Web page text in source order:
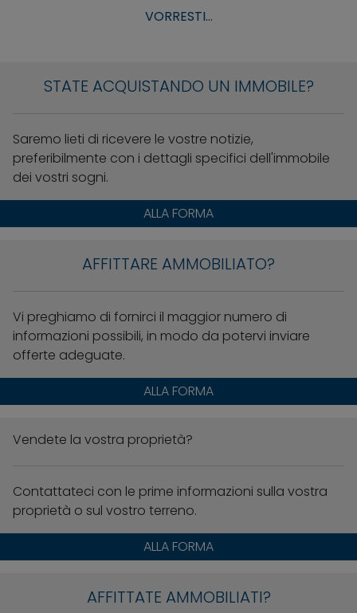
VORRESTI...
STATE ACQUISTANDO UN IMMOBILE?
Saremo lieti di ricevere le vostre notizie,
preferibilmente con i dettagli specifici dell'immobile
dei vostri sogni.
ALLA FORMA
AFFITTARE AMMOBILIATO?
Vi preghiamo di fornirci il maggior numero di
informazioni possibili, in modo da potervi inviare
offerte adeguate.
ALLA FORMA
Vendete la vostra proprietà?
Contattateci con le prime informazioni sulla vostra
proprietà o sul vostro terreno.
ALLA FORMA
AFFITTATE AMMOBILIATI?